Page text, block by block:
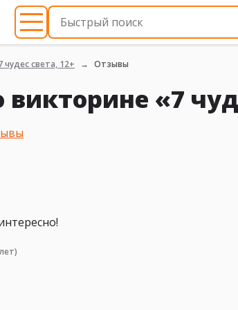
чудес света, 12+ Отзывы
«7